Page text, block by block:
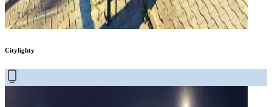
Citylighty